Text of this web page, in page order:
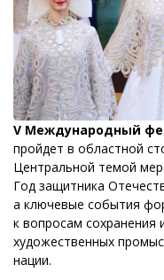
V Международный
пройдет в областной
Центральной темой
Год защитника
а ключевые события
к вопросам сохранения
художественных
нации.